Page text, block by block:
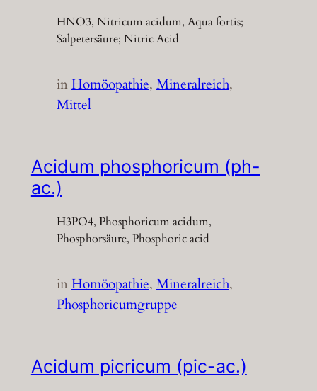
HNO3, Nitricum acidum, Aqua fortis;
Salpetersäure; Nitric Acid
inHomöopathie, Mineralreich
Mittel
Acidum phosphoricum (ph-
ac.)
H3PO4, Phosphoricum acidum,
Phosphorsäure, Phosphoric acid
inHomöopathie, Mineralreich
Phosphoricumgruppe
Acidum picricum (pic-ac.)